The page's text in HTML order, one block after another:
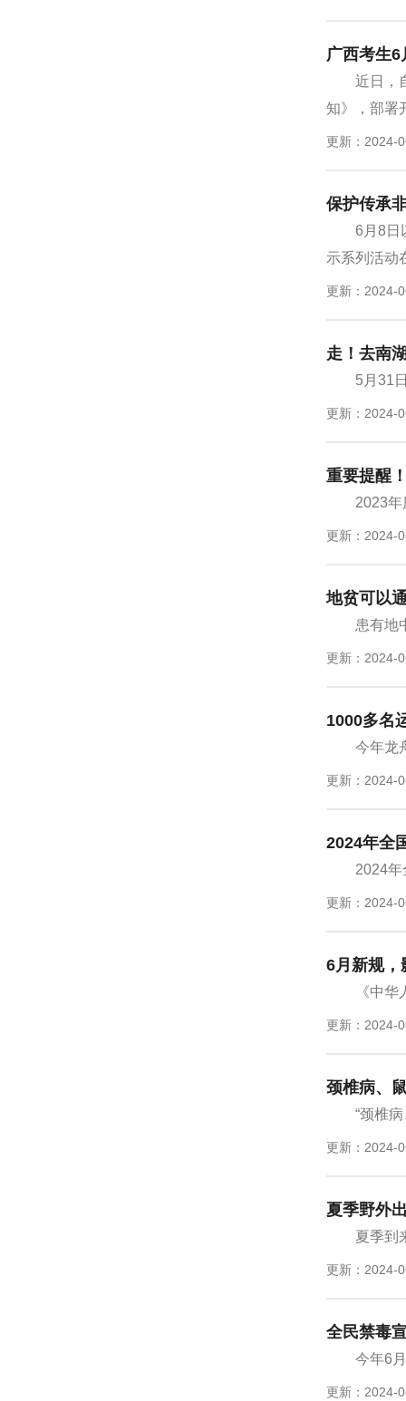
广西考生
近日，
知》，部署
更新：2024-
保护传承
6月8日
示系列活动
更新：2024-
走！去南
5月31
更新：2024-
重要提醒
2023
更新：2024-
地贫可以
患有地
更新：2024-
1000多名
今年龙
更新：2024-
2024年全
2024
更新：2024-
6月新规，
《中
更新：2024-
颈椎病、
“颈椎
更新：2024-
夏季野外
夏季到
更新：2024-
全民禁毒
今年6
更新：2024-